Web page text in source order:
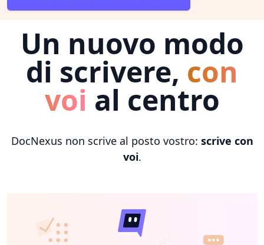
Un nuovo modo
di scrivere, con
voi al centro
DocNexus non scrive al posto vostro: scrive con
voi.